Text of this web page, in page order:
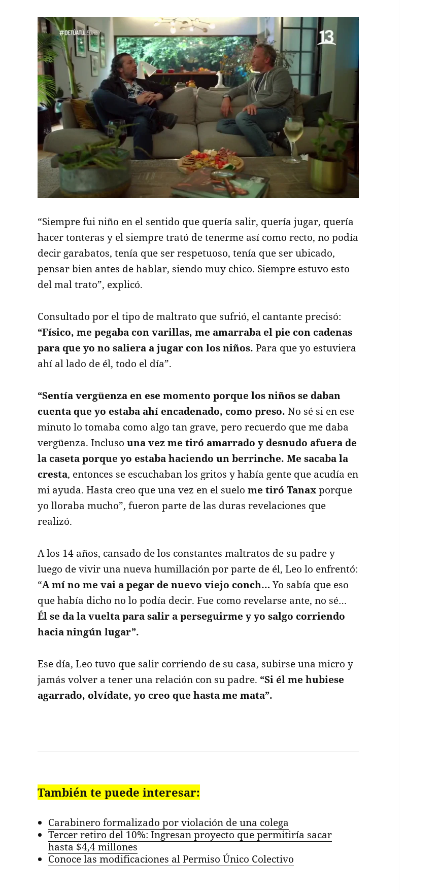
“Siempre fui niño en el sentido que quería salir, quería jugar, quería
hacer tonteras y el siempre trató de tenerme así como recto, no podía
decir garabatos, tenía que ser respetuoso, tenía que ser ubicado,
pensar bien antes de hablar, siendo muy chico. Siempre estuvo esto
del mal trato”, explicó.
Consultado por el tipo de maltrato que sufrió, el cantante precisó:
“Físico, me pegaba con varillas, me amarraba el pie con cadenas
para que yo no saliera a jugar con los niños. Para que yo estuviera
ahí al lado de él, todo el día”.
“Sentía vergüenza en ese momento porque los niños se daban
cuenta que yo estaba ahí encadenado, como preso. No sé si en ese
minuto lo tomaba como algo tan grave, pero recuerdo que me daba
vergüenza. Inclusouna vez me tiró amarrado y desnudo afuera de
la caseta porque yo estaba haciendo un berrinche. Me sacaba la
cresta, entonces se escuchaban los gritos y había gente que acudía en
mi ayuda. Hasta creo que una vez en el suelome tiró Tanaxporque
yo lloraba mucho”, fueron parte de las duras revelaciones que
realizó.
A los 14 años, cansado de los constantes maltratos de su padre y
luego de vivir una nueva humillación por parte de él, Leo lo enfrentó:
“A mí no me vai a pegar de nuevo viejo conch… Yo sabía que eso
que había dicho no lo podía decir. Fue como revelarse ante, no sé…
Él se da la vuelta para salir a perseguirme y yo salgo corriendo
hacia ningún lugar”.
Ese día, Leo tuvo que salir corriendo de su casa, subirse una micro y
jamás volver a tener una relación con su padre. “Si él me hubiese
agarrado, olvídate, yo creo que hasta me mata”.
También te puede interesar:
Carabinero formalizado por violación de una colega
Tercer retiro del 10%: Ingresan proyecto que permitiría sacar
hasta $4,4 millones
Conoce las modificaciones al Permiso Único Colectivo